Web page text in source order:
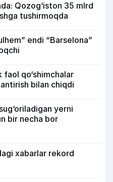
Qozog‘iston 35 mlrd
tushirmoqda
endi “Barselona”
qo‘shimchalar
bilan chiqdi
yerni
bir necha bor
xabarlar rekord